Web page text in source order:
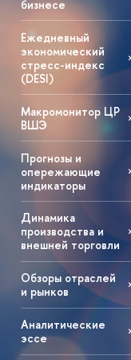
бизнесе
Ежедневный
экономический
стресс-индекс
(DESI)
Макромонитор ЦР
ВШЭ
Прогнозы и
опережающие
индикаторы
Динамика
производства и
внешней торговли
Обзоры отраслей
и рынков
Аналитические
эссе